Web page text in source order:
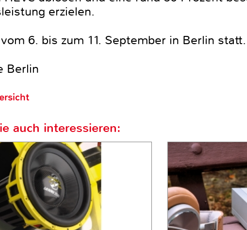
erzielen.
6. bis zum 11. September in Berlin statt.
Berlin
auch interessieren: